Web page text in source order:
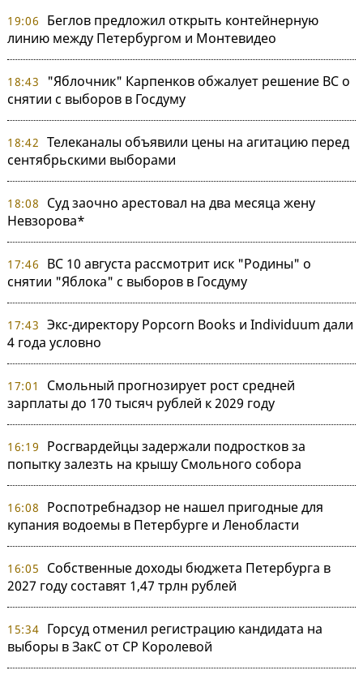
19:06
Беглов предложил открыть контейнерную
линию между Петербургом и Монтевидео
18:43
"Яблочник" Карпенков обжалует решение ВС о
снятии с выборов в Госдуму
18:42 Телеканалы объявили цены на агитацию перед
сентябрьскими выборами
18:08
Суд заочно арестовал на два месяца жену
Невзорова*
17:46
ВС 10 августа рассмотрит иск "Родины" о
снятии "Яблока" с выборов в Госдуму
17:43 Экс-директору Popcorn Books и Individuum дали
4 года условно
17:01
Смольный прогнозирует рост средней
зарплаты до 170 тысяч рублей к 2029 году
16:19
Росгвардейцы задержали подростков за
попытку залезть на крышу Смольного собора
16:08
Роспотребнадзор не нашел пригодные для
купания водоемы в Петербурге и Ленобласти
16:05
Собственные доходы бюджета Петербурга в
2027 году составят 1,47 трлн рублей
15:34 Горсуд отменил регистрацию кандидата на
выборы в ЗакС от СР Королевой